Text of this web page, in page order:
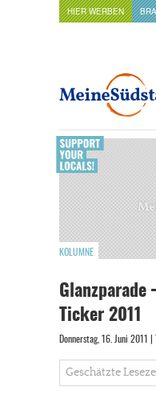
HIER WERBEN
KOLUMNE
Glanzparade
Ticker 2011
Donnerstag, 16. Juni 2011 |
Geschätzte